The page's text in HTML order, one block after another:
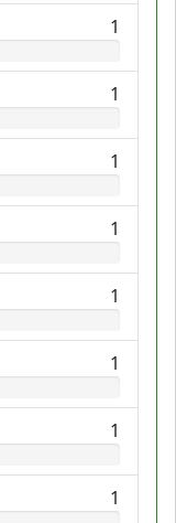
1
1
1
1
1
1
1
1